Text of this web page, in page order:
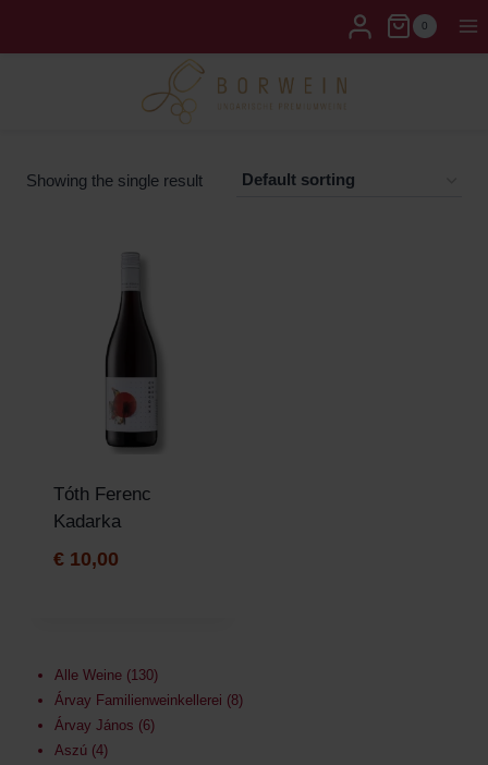
0
Showing the single result
Tóth Ferenc
Kadarka
€10,00
Alle Weine 130
Árvay Familienweinkellerei 8
Árvay János 6
Aszú 4